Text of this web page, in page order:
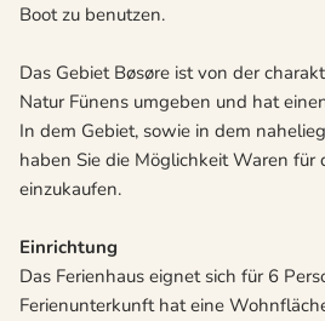
Boot zu benutzen.
Das Gebiet Bøsøre ist von der
Natur Fünens umgeben und hat
In dem Gebiet, sowie in dem
haben Sie die Möglichkeit Waren für
einzukaufen.
Einrichtung
Das Ferienhaus eignet sich für 6
Ferienunterkunft hat eine